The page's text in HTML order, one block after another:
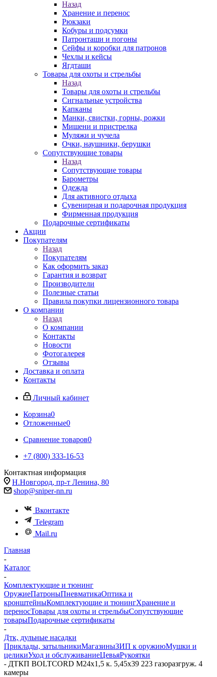
Назад
Хранение и перенос
Рюкзаки
Кобуры и подсумки
Патронташи и погоны
Сейфы и коробки для патронов
Чехлы и кейсы
Ягдташи
Товары для охоты и стрельбы
Назад
Товары для охоты и стрельбы
Сигнальные устройства
Капканы
Манки, свистки, горны, рожки
Мишени и пристрелка
Муляжи и чучела
Очки, наушники, берушки
Сопутствующие товары
Назад
Сопутствующие товары
Барометры
Одежда
Для активного отдыха
Сувенирная и подарочная продукция
Фирменная продукция
Подарочные сертификаты
Акции
Покупателям
Назад
Покупателям
Как оформить заказ
Гарантия и возврат
Производители
Полезные статьи
Правила покупки лицензионного товара
О компании
Назад
О компании
Контакты
Новости
Фотогалерея
Отзывы
Доставка и оплата
Контакты
Личный кабинет
Корзина0
Отложенные0
Сравнение товаров0
+7 (800) 333-16-53
Контактная информация
Н.Новгород, пр-т Ленина, 80
shop@sniper-nn.ru
Вконтакте
Telegram
Mail.ru
Главная
-
Каталог
-
Комплектующие и тюнинг
ОружиеПатроныПневматикаОптика и
кронштейныКомплектующие и тюнингХранение и
переносТовары для охоты и стрельбыСопутствующие
товарыПодарочные сертификаты
-
Дтк, дульные насадки
Приклады, затыльникиМагазиныЗИП к оружиюМушки и
целикиУход и обслуживаниеЦевьяРукоятки
- ДТКП BOLTCORD М24х1,5 к. 5,45х39 223 газоразгруж. 4
камеры